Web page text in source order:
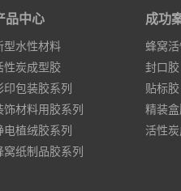
品中心
型水性材料
性炭成型胶
印包装胶系列
饰材料用胶系列
电植绒胶系列
窝纸制品胶系列
成功
蜂窝
封口胶
贴标胶
精装
活性